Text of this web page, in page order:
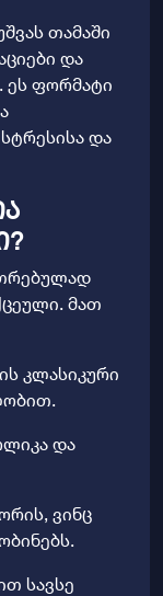
თამაში
და
ეს ფორმატი
და
მათ
კლასიკური
და
ვინც
სავსე